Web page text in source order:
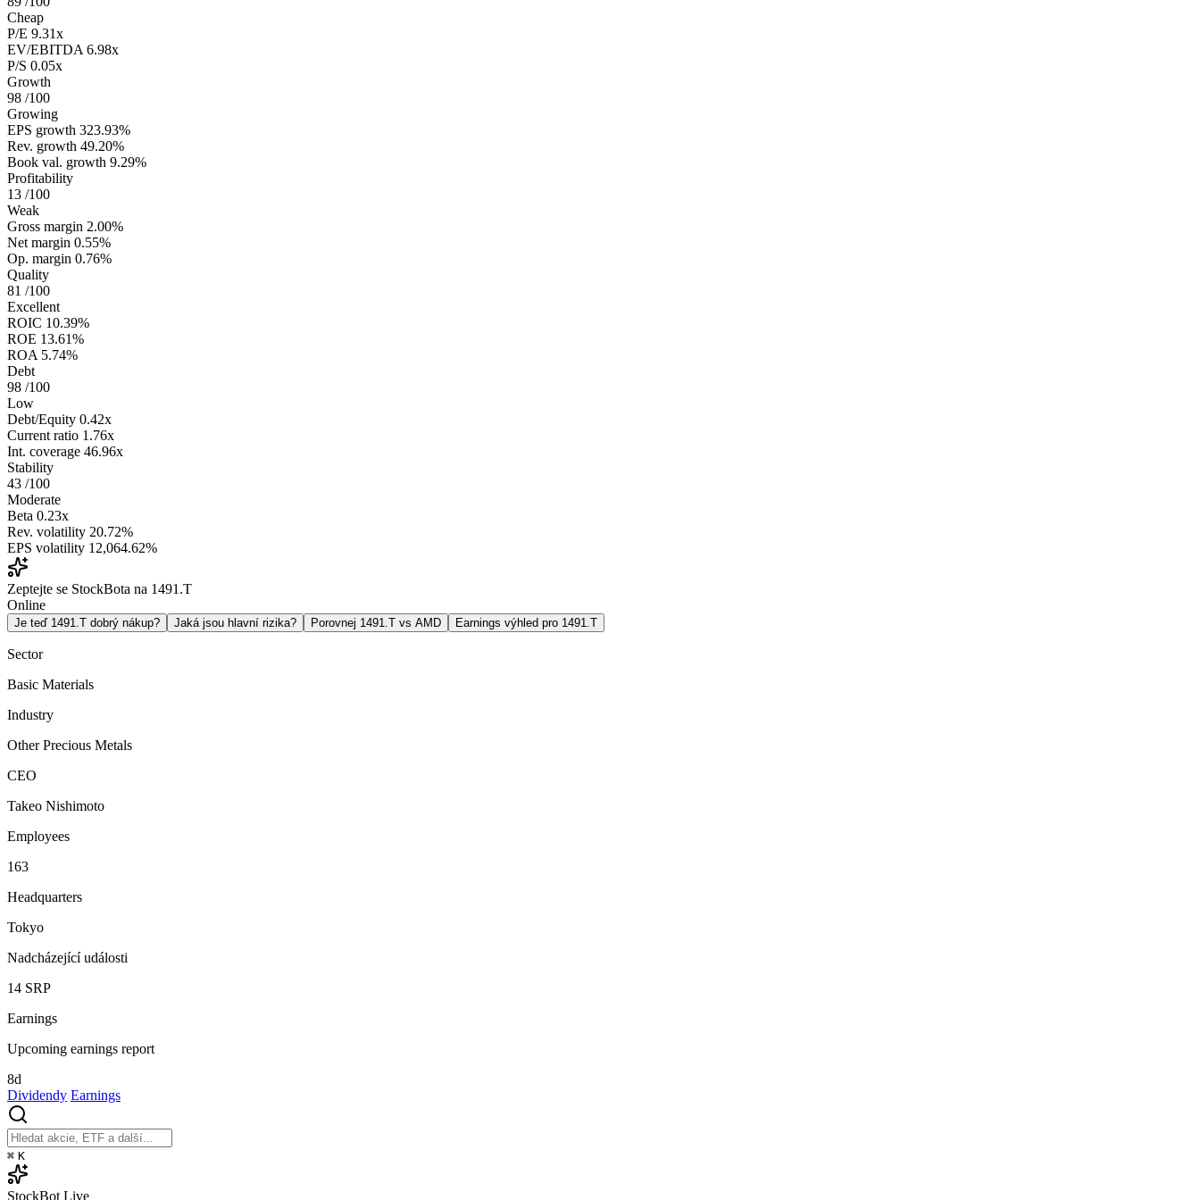
Cheap
P/E 9.31x
EV/EBITDA 6.98x
P/S 0.05x
Growth
98 /100
Growing
EPS growth 323.93%
Rev. growth 49.20%
Book val. growth 9.29%
Profitability
13 /100
Weak
Gross margin 2.00%
Net margin 0.55%
Op. margin 0.76%
Quality
81 /100
Excellent
ROIC 10.39%
ROE 13.61%
ROA 5.74%
Debt
98 /100
Low
Debt/Equity 0.42x
Current ratio 1.76x
Int. coverage 46.96x
Stability
43 /100
Moderate
Beta 0.23x
Rev. volatility 20.72%
EPS volatility 12,064.62%
Zeptejte se StockBota na 1491.T
Online
Je teď 1491.T dobrý nákup? Jaká jsou hlavní rizika? Porovnej 1491.T vs AMD Earnings výhled pro 1491.T
Sector
Basic Materials
Industry
Other Precious Metals
CEO
Takeo Nishimoto
Employees
163
Headquarters
Tokyo
Nadcházející události
14 SRP
Earnings
Upcoming earnings report
8d
Dividendy Earnings
⌘ K
StockBot Live